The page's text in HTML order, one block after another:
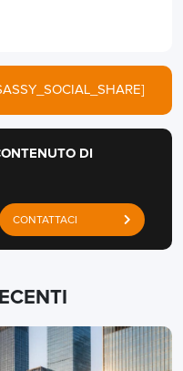
DI
CONTATTACI